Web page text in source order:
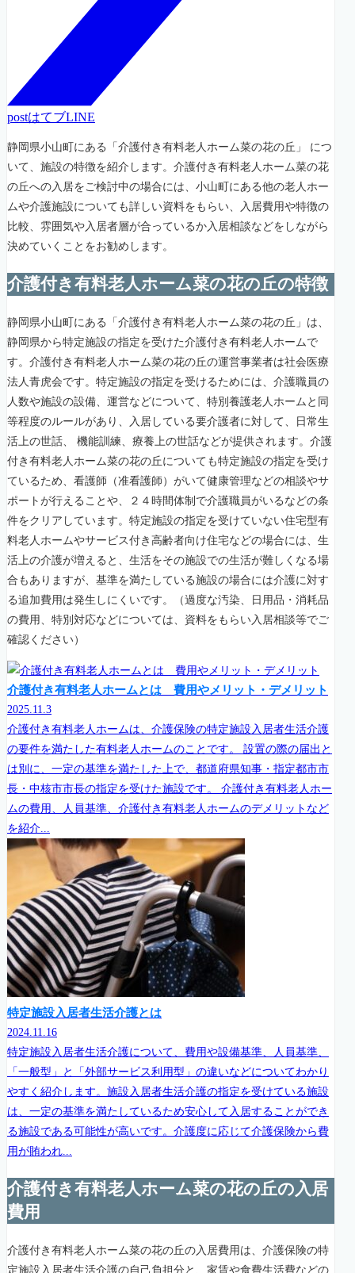
postはてブLINE
静岡県小山町にある「介護付き有料老人ホーム菜の花の丘」 につ
いて、施設の特徴を紹介します。介護付き有料老人ホーム菜の花
の丘への入居をご検討中の場合には、小山町にある他の老人ホー
ムや介護施設についても詳しい資料をもらい、入居費用や特徴の
比較、雰囲気や入居者層が合っているか入居相談などをしながら
決めていくことをお勧めします。
介護付き有料老人ホーム菜の花の丘の特徴
静岡県小山町にある「介護付き有料老人ホーム菜の花の丘」は、
静岡県から特定施設の指定を受けた介護付き有料老人ホームで
す。介護付き有料老人ホーム菜の花の丘の運営事業者は社会医療
法人青虎会です。特定施設の指定を受けるためには、介護職員の
人数や施設の設備、運営などについて、特別養護老人ホームと同
等程度のルールがあり、入居している要介護者に対して、日常生
活上の世話、 機能訓練、療養上の世話などが提供されます。介護
付き有料老人ホーム菜の花の丘についても特定施設の指定を受け
ているため、看護師（准看護師）がいて健康管理などの相談やサ
ポートが行えることや、２４時間体制で介護職員がいるなどの条
件をクリアしています。特定施設の指定を受けていない住宅型有
料老人ホームやサービス付き高齢者向け住宅などの場合には、生
活上の介護が増えると、生活をその施設での生活が難しくなる場
合もありますが、基準を満たしている施設の場合には介護に対す
る追加費用は発生しにくいです。（過度な汚染、日用品・消耗品
の費用、特別対応などについては、資料をもらい入居相談等でご
確認ください）
介護付き有料老人ホームとは 費用やメリット・デメリット
2025.11.3
介護付き有料老人ホームは、介護保険の特定施設入居者生活介護
の要件を満たした有料老人ホームのことです。 設置の際の届出と
は別に、一定の基準を満たした上で、都道府県知事・指定都市市
長・中核市市長の指定を受けた施設です。 介護付き有料老人ホー
ムの費用、人員基準、介護付き有料老人ホームのデメリットなど
を紹介...
特定施設入居者生活介護とは
2024.11.16
特定施設入居者生活介護について、費用や設備基準、人員基準、
「一般型」と「外部サービス利用型」の違いなどについてわかり
やすく紹介します。施設入居者生活介護の指定を受けている施設
は、一定の基準を満たしているため安心して入居することができ
る施設である可能性が高いです。介護度に応じて介護保険から費
用が賄われ...
介護付き有料老人ホーム菜の花の丘の入居
費用
介護付き有料老人ホーム菜の花の丘の入居費用は、介護保険の特
定施設入居者生活介護の自己負担分と、家賃や食費生活費などの